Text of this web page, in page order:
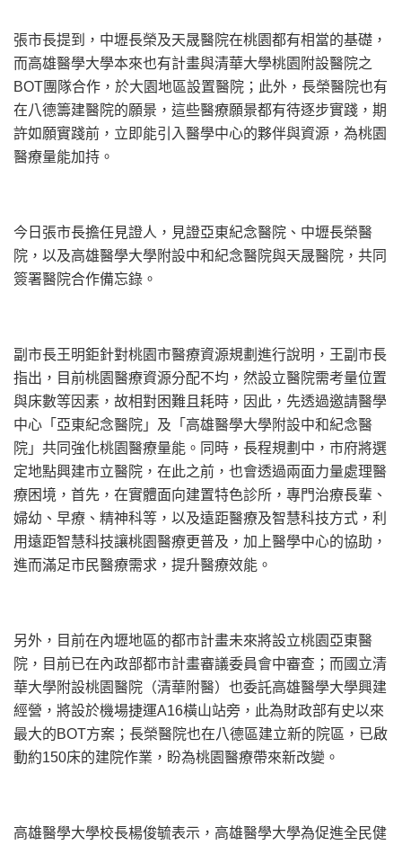
張市長提到，中壢長榮及天晟醫院在桃園都有相當的基礎，
而高雄醫學大學本來也有計畫與清華大學桃園附設醫院之
BOT團隊合作，於大園地區設置醫院；此外， 長榮醫院也有
在八德籌建醫院的願景， 這些醫療願景都有待逐步實踐，期
許如願實踐前， 立即能引入醫學中心的夥伴與資源，為桃園
醫療量能加持。
今日張市長擔任見證人，見證亞東紀念醫院、中壢長榮醫
院， 以及高雄醫學大學附設中和紀念醫院與天晟醫院， 共同
簽署醫院合作備忘錄。
副市長王明鉅針對桃園市醫療資源規劃進行說明，王副市長
指出， 目前桃園醫療資源分配不均，然設立醫院需考量位置
與床數等因素， 故相對困難且耗時，因此，先透過邀請醫學
中心「亞東紀念醫院」 及「高雄醫學大學附設中和紀念醫
院」共同強化桃園醫療量能。 同時，長程規劃中，市府將選
定地點興建市立醫院，在此之前， 也會透過兩面力量處理醫
療困境，首先，在實體面向建置特色診所， 專門治療長輩、
婦幼、早療、精神科等， 以及遠距醫療及智慧科技方式， 利
用遠距智慧科技讓桃園醫療更普及，加上醫學中心的協助，
進而滿足市民醫療需求，提升醫療效能。
另外，目前在內壢地區的都市計畫未來將設立桃園亞東醫
院， 目前已在內政部都市計畫審議委員會中審查； 而國立清
華大學附設桃園醫院（清華附醫） 也委託高雄醫學大學興建
經營，將設於機場捷運A16橫山站旁， 此為財政部有史以來
最大的BOT方案； 長榮醫院也在八德區建立新的院區，已啟
動約150床的建院作業， 盼為桃園醫療帶來新改變。
高雄醫學大學校長楊俊毓表示， 高雄醫學大學為促進全民健